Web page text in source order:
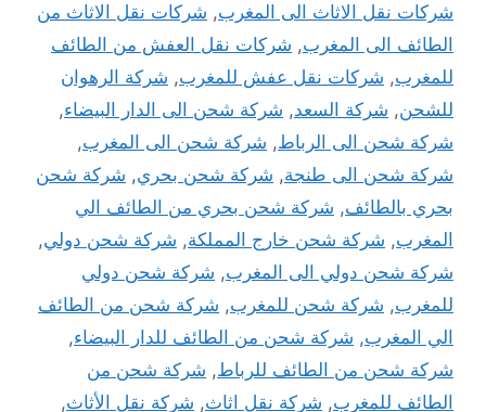
شركات نقل الاثاث الى المغرب, شركات نقل الاثاث من
الطائف الى المغرب, شركات نقل العفش من الطائف
للمغرب, شركات نقل عفش للمغرب, شركة الرهوان
للشحن, شركة السعد, شركة شحن الى الدار البيضاء,
شركة شحن الى الرباط, شركة شحن الى المغرب,
شركة شحن الى طنجة, شركة شحن بحري, شركة شحن
بحري بالطائف, شركة شحن بحري من الطائف الي
المغرب, شركة شحن خارج المملكة, شركة شحن دولي,
شركة شحن دولي الى المغرب, شركة شحن دولي
للمغرب, شركة شحن للمغرب, شركة شحن من الطائف
الي المغرب, شركة شحن من الطائف للدار البيضاء,
شركة شحن من الطائف للرباط, شركة شحن من
الطائف للمغرب, شركة نقل اثاث, شركة نقل الأثاث,